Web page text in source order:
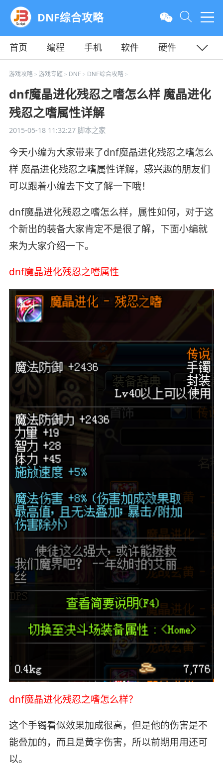
DNF综合攻略
首页 编程 手机 软件
硬件
教程
平面 服务器
游戏攻略> 游戏专题 > DNF> DNF综合攻略>
dnf魔晶进化残忍之嗜怎么样 魔晶进化
残忍之嗜属性详解
2015-05-18 11:32:27脚本之家
今天小编为大家带来了dnf魔晶进化残忍之嗜怎么
样 魔晶进化残忍之嗜属性详解，感兴趣的朋友们
可以跟着小编去下文了解一下哦！
dnf魔晶进化残忍之嗜怎么样，属性如何，对于这
个新出的装备大家肯定不是很了解，下面小编就
来为大家介绍一下。
dnf魔晶进化残忍之嗜属性
dnf魔晶进化残忍之嗜怎么样？
这个手镯看似效果加成很高，但是他的伤害是不
能叠加的，而且是黄字伤害，所以前期用用还可
以。